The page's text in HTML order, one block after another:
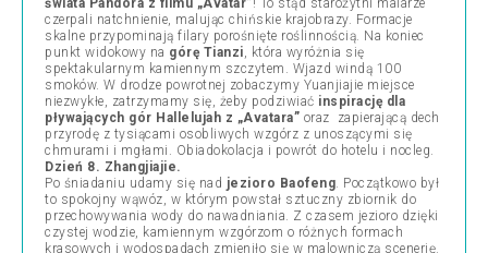
świata Pandora z filmu „Avatar”! To stąd starożytni malarze
czerpali natchnienie, malując chińskie krajobrazy. Formacje
skalne przypominają filary porośnięte roślinnością. Na koniec
punkt widokowy na górę Tianzi, która wyróżnia się
spektakularnym kamiennym szczytem. Wjazd windą 100
smoków. W drodze powrotnej zobaczymy Yuanjiajie miejsce
niezwykłe, zatrzymamy się, żeby podziwiać inspirację dla
pływających gór Hallelujah z „Avatara” oraz zapierającą dech
przyrodę z tysiącami osobliwych wzgórz z unoszącymi się
chmurami i mgłami. Obiadokolacja i powrót do hotelu i nocleg.
Dzień 8. Zhangjiajie.
Po śniadaniu udamy się nad jezioro Baofeng. Początkowo był
to spokojny wąwóz, w którym powstał sztuczny zbiornik do
przechowywania wody do nawadniania. Z czasem jezioro dzięki
czystej wodzie, kamiennym wzgórzom o różnych formach
krasowych i wodospadach zmieniło się w malowniczą scenerię.